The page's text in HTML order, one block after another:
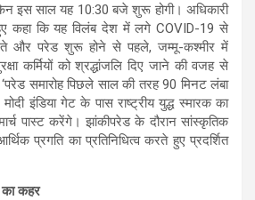
इस साल यह 10:30 बजे शुरू होगी। अधिकारी
कहा कि यह विलंब देश में लगे COVID-19 से
और परेड शुरू होने से पहले, जम्मू-कश्मीर में
कर्मियों को श्रद्धांजलि दिए जाने की वजह से
‘परेड समारोह पिछले साल की तरह 90 मिनट लंबा
इंडिया गेट के पास राष्ट्रीय युद्ध स्मारक का
पास्ट करेंगे। झांकीपरेड के दौरान सांस्कृतिक
प्रगति का प्रतिनिधित्व करते हुए प्रदर्शित
का कहर